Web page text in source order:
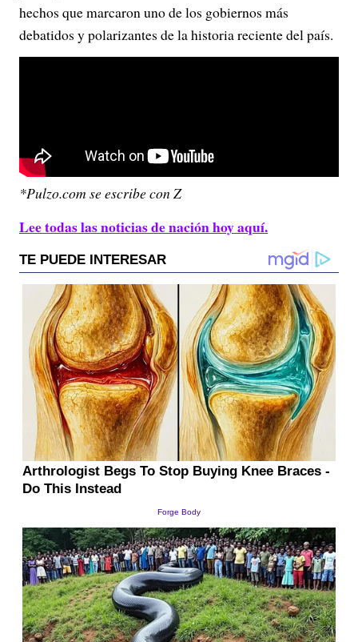
hechos que marcaron uno de los gobiernos más
debatidos y polarizantes de la historia reciente del país.
*Pulzo.com se escribe con Z
Lee todas las noticias de nación hoy aquí.